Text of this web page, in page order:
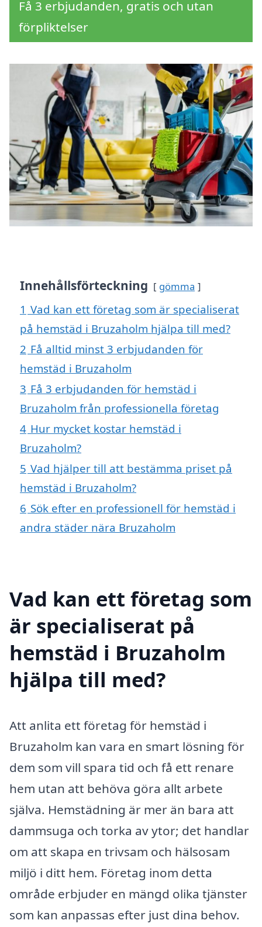
Få 3 erbjudanden, gratis och utan
förpliktelser
Innehållsförteckning gömma
1 Vad kan ett företag som är specialiserat
på hemstäd i Bruzaholm hjälpa till med?
2 Få alltid minst 3 erbjudanden för
hemstäd i Bruzaholm
3 Få 3 erbjudanden för hemstäd i
Bruzaholm från professionella företag
4 Hur mycket kostar hemstäd i
Bruzaholm?
5 Vad hjälper till att bestämma priset på
hemstäd i Bruzaholm?
6 Sök efter en professionell för hemstäd i
andra städer nära Bruzaholm
Vad kan ett företag som
är specialiserat på
hemstäd i Bruzaholm
hjälpa till med?
Att anlita ett företag för hemstäd i
Bruzaholm kan vara en smart lösning för
dem som vill spara tid och få ett renare
hem utan att behöva göra allt arbete
själva. Hemstädning är mer än bara att
dammsuga och torka av ytor; det handlar
om att skapa en trivsam och hälsosam
miljö i ditt hem. Företag inom detta
område erbjuder en mängd olika tjänster
som kan anpassas efter just dina behov.